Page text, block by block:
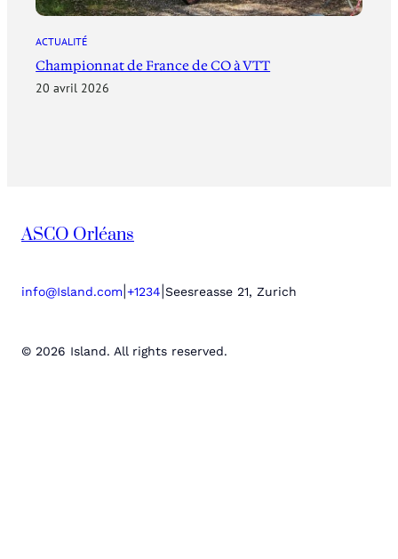
ACTUALITÉ
Championnat de France de CO à VTT
20 avril 2026
ASCO Orléans
info@Island.com +1234 Seesreasse 21, Zurich
© 2026 Island. All rights reserved.